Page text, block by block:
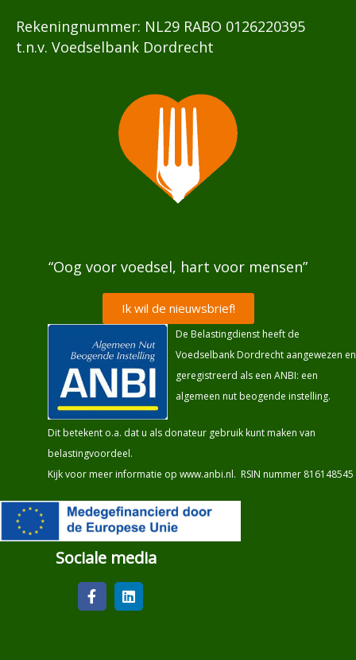
Rekeningnummer: NL29 RABO 0126220395
t.n.v. Voedselbank Dordrecht
“Oog voor voedsel, hart voor mensen”
Ik wil de nieuwsbrief!
De Belastingdienst heeft de
Voedselbank Dordrecht aangewezen en
geregistreerd als een ANBI: een
algemeen nut beogende instelling.
Dit betekent o.a. dat u als donateur gebruik kunt maken van
belastingvoordeel.
Kijk voor meer informatie op www.anbi.nl. RSIN nummer 816148545
Sociale media